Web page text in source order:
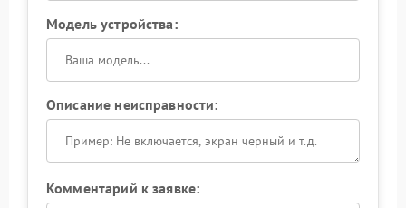
Модель устройства:
Описание неисправности:
Комментарий к заявке: